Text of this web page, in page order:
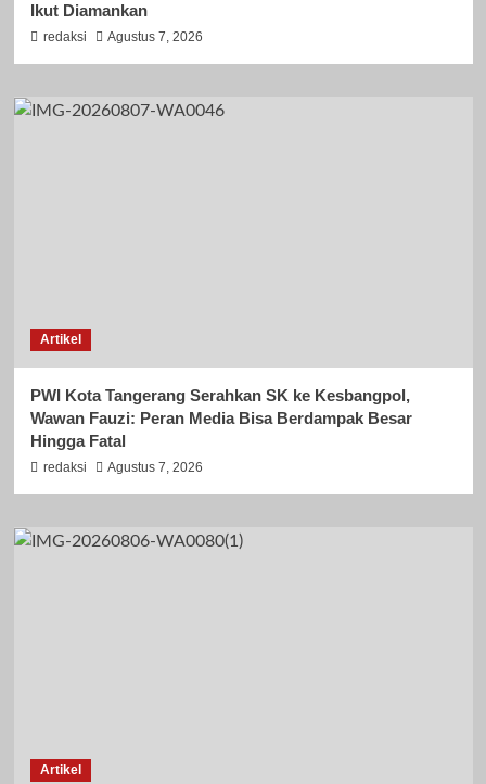
Ikut Diamankan
redaksi Agustus 7, 2026
Artikel
PWI Kota Tangerang Serahkan SK ke Kesbangpol,
Wawan Fauzi: Peran Media Bisa Berdampak Besar
Hingga Fatal
redaksi Agustus 7, 2026
Artikel